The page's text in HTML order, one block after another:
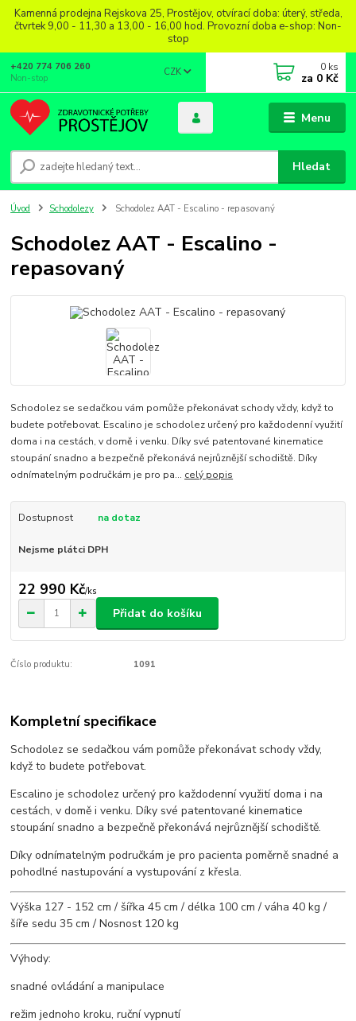
Kamenná prodejna Rejskova 25, Prostějov, otvírací doba: úterý, středa,
čtvrtek 9,00 - 11,30 a 13,00 - 16,00 hod. Provozní doba e-shop: Non-
stop
Menu
CZK
Hledat
+420 774 706 260
Non-stop
0 ks
za 0 Kč
Úvod Schodolezy Schodolez AAT - Escalino - repasovaný
Schodolez AAT - Escalino -
repasovaný
Schodolez se sedačkou vám pomůže překonávat schody vždy, když to
budete potřebovat. Escalino je schodolez určený pro každodenní využití
doma i na cestách, v domě i venku. Díky své patentované kinematice
stoupání snadno a bezpečně překonává nejrůznější schodiště. Díky
odnímatelným područkám je pro pa... celý popis
Dostupnost na dotaz
Nejsme plátci DPH
22 990 Kč/ks
Přidat do košíku
Číslo produktu: 1091
Kompletní specifikace
Schodolez se sedačkou vám pomůže překonávat schody vždy,
když to budete potřebovat.
Escalino je schodolez určený pro každodenní využití doma i na
cestách, v domě i venku. Díky své patentované kinematice
stoupání snadno a bezpečně překonává nejrůznější schodiště.
Díky odnímatelným područkám je pro pacienta poměrně snadné a
pohodlné nastupování a vystupování z křesla.
Výška 127 - 152 cm / šířka 45 cm / délka 100 cm / váha 40 kg /
šíře sedu 35 cm / Nosnost 120 kg
Výhody:
snadné ovládání a manipulace
režim jednoho kroku, ruční vypnutí